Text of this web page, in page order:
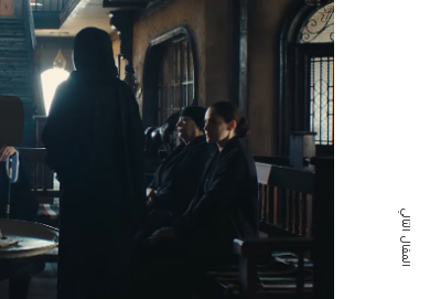
المقال التالي